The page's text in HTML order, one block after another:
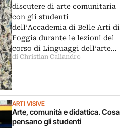
discutere di arte comunitaria
con gli studenti
dell’Accademia di Belle Arti di
Foggia durante le lezioni del
corso di Linguaggi dell’arte…
di Christian Caliandro
ARTI VISIVE
Arte, comunità e didattica. Cosa
pensano gli studenti